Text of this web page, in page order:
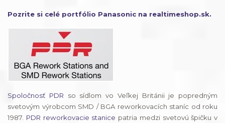
Pozrite si celé portfólio Panasonic na realtimeshop.sk.
Spoločnosť PDR
so sídlom vo Veľkej Británii je popredným
svetovým výrobcom SMD / BGA reworkovacích staníc od roku
1987. PDR reworkovacie stanice patria medzi svetovú špičku v